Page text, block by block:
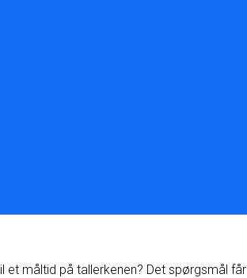
måltid på tallerkenen? Det spørgsmål får